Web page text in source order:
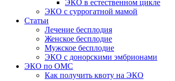
ЭКО в естественном цикле
ЭКО с суррогатной мамой
Статьи
Лечение бесплодия
Женское бесплодие
Мужское бесплодие
ЭКО с донорскими эмбрионами
ЭКО по ОМС
Как получить квоту на ЭКО